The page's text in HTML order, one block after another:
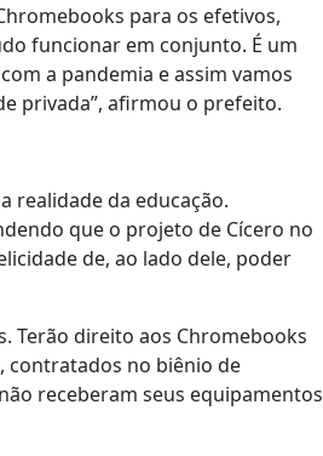
para os efetivos,
funcionar em conjunto. É um
a pandemia e assim vamos
privada”, afirmou o prefeito.
realidade da educação.
que o projeto de Cícero no
de, ao lado dele, poder
Terão direito aos Chromebooks
contratados no biênio de
receberam seus equipamentos